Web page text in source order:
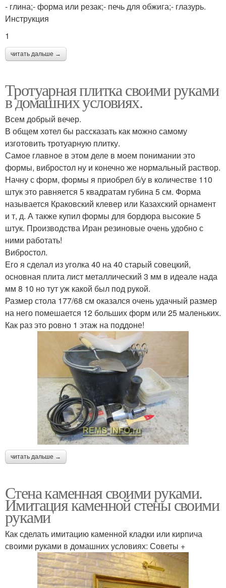
- глина;- форма или резак;- печь для обжига;- глазурь.
Инструкция
1
читать дальше →
Тротуарная плитка своими руками
в домашних условиях.
Всем добрый вечер.
В общем хотел бы рассказать как можно самому
изготовить тротуарную плитку.
Самое главное в этом деле в моем понимании это
формы, вибростол ну и конечно же нормальный раствор.
Начну с форм, формы я приобрел б/у в количестве 110
штук это равняется 5 квадратам губина 5 см. Форма
называется Краковский клевер или Казахский орнамент
и т, д. А также купил формы для бордюра высокие 5
штук. Производства Иран резиновые очень удобно с
ними работать!
Вибростол.
Его я сделал из уголка 40 на 40 старый совецкий,
основная плита лист металлический 3 мм в идеале нада
мм 8 10 но тут уж какой был под рукой.
Размер стола 177/68 см оказался очень удачный размер
на него помешается 12 больших форм или 25 маленьких.
Как раз это ровно 1 этаж на поддоне!
читать дальше →
Стена каменная своими руками.
Имитация каменной стены своими
руками
Как сделать имитацию каменной кладки или кирпича
своими руками в домашних условиях: Советы +